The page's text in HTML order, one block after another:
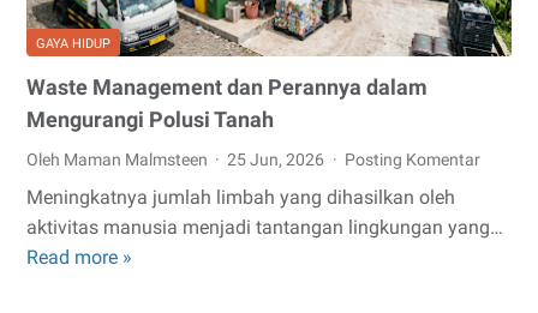
Menengah
GAYA HIDUP
Waste Management dan Perannya dalam
Mengurangi Polusi Tanah
Oleh Maman Malmsteen 25 Jun, 2026 Posting Komentar
Meningkatnya jumlah limbah yang dihasilkan oleh
aktivitas manusia menjadi tantangan lingkungan yang…
Read more »